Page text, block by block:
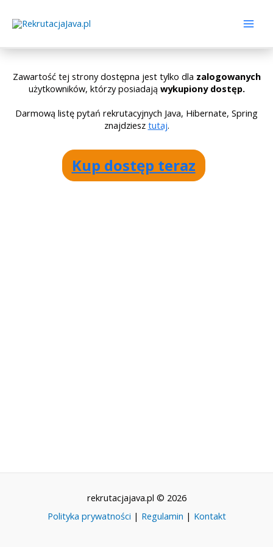
Zawartość tej strony dostępna jest tylko dla zalogowanych
użytkowników, którzy posiadają wykupiony dostęp.
Darmową listę pytań rekrutacyjnych Java, Hibernate, Spring
znajdziesz tutaj.
Kup dostęp teraz
rekrutacjajava.pl © 2026
Polityka prywatności | Regulamin | Kontakt